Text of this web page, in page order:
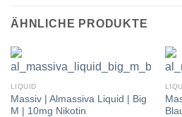
ÄHNLICHE PRODUKTE
LIQUID
Massiv | Almassiva Liquid | Big
M | 10mg Nikotin